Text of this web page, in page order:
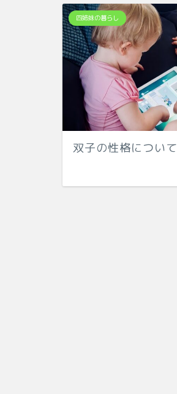
四姉妹の暮らし
双子の性格について